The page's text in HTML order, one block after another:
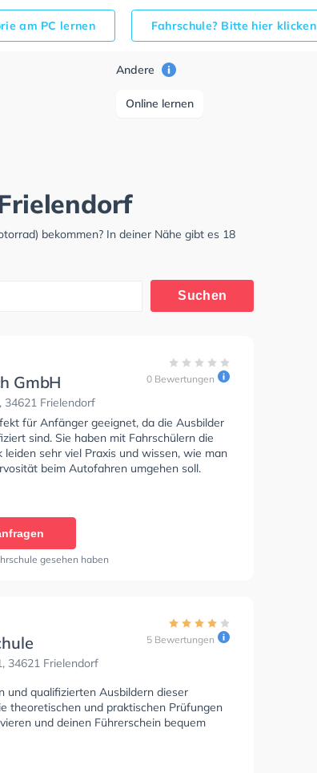
am PC lernen Fahrschule? Bitte hier klicken
Andere
Online lernen
bekommen? In deiner Nähe gibt es 18
Suchen
GmbH
Frielendorf
0 Bewertungen
für Anfänger geeignet, da die Ausbilder
sind. Sie haben mit Fahrschülern die
leiden sehr viel Praxis und wissen, wie man
beim Autofahren umgehen soll.
gesehen haben
34621 Frielendorf
5 Bewertungen
und qualifizierten Ausbildern dieser
theoretischen und praktischen Prüfungen
und deinen Führerschein bequem